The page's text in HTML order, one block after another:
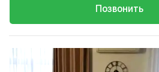
Позвонить